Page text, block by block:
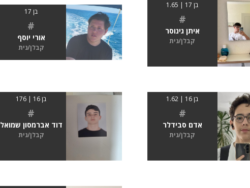
בן 17 | 1.65
#
איתן גינוסר
קבלן/נית
בן 17
#
אורי יוסף
קבלן/נית
בן 16 | 1.62
#
אדם סבידלר
קבלן/נית
בן 16 | 176
#
דוד אברמסון שמואל
קבלן/נית